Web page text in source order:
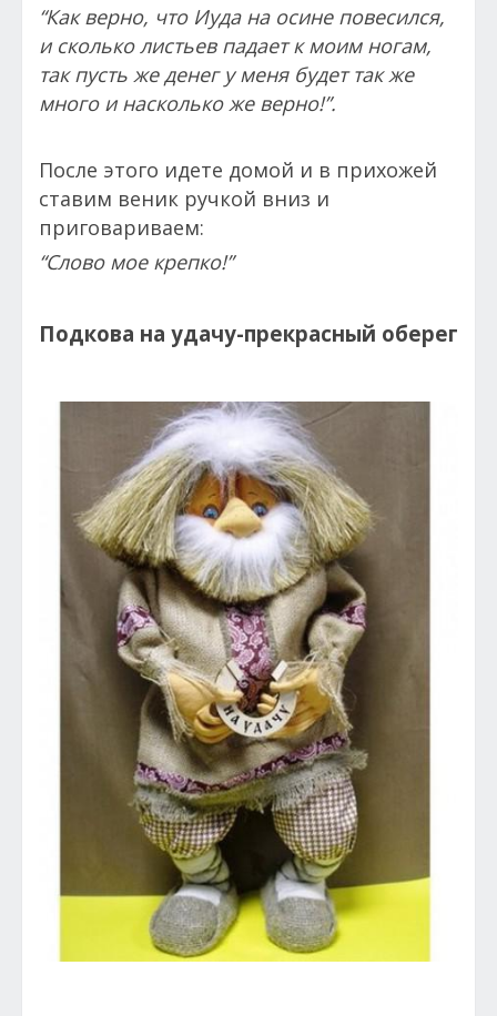
“Как верно, что Иуда на осине повесился,
и сколько листьев падает к моим ногам,
так пусть же денег у меня будет так же
много и насколько же верно!”.
После этого идете домой и в прихожей
ставим веник ручкой вниз и
приговариваем:
“Слово мое крепко!”
Подкова на удачу-прекрасный оберег